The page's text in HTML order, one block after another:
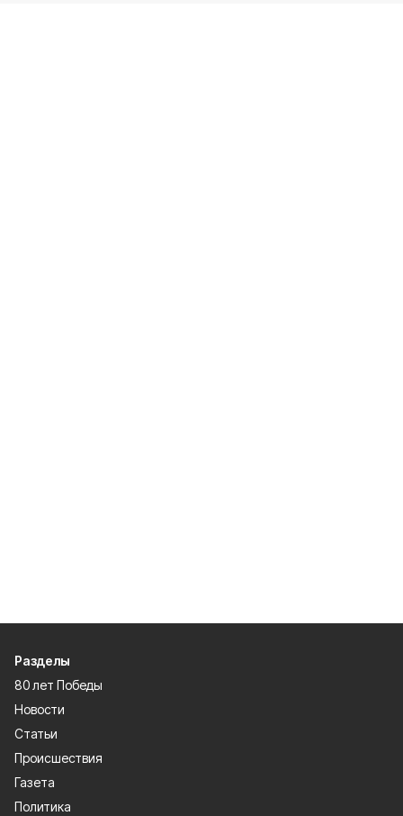
Разделы
80 лет Победы
Новости
Статьи
Происшествия
Газета
Политика